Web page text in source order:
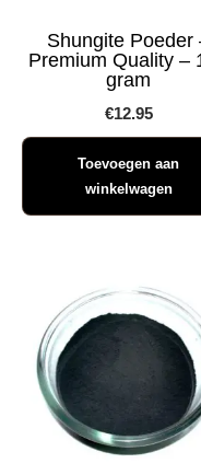
Shungite Poeder
Premium Quality –
gram
€12.95
Toevoegen aan
winkelwagen